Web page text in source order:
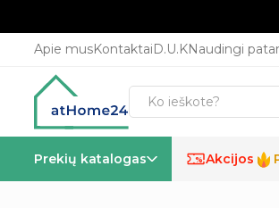
Apie musKontaktaiD.U.KNaudingi
Prekių katalogas % Akcijos